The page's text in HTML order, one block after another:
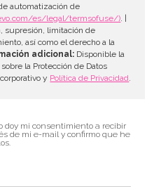
automatización de
es/legal/termsofuse/). |
supresión, limitación de
así como el derecho a la
adicional: Disponible la
la Protección de Datos
y Política de Privacidad.
doy mi consentimiento a recibir
de mi e-mail y confirmo que he